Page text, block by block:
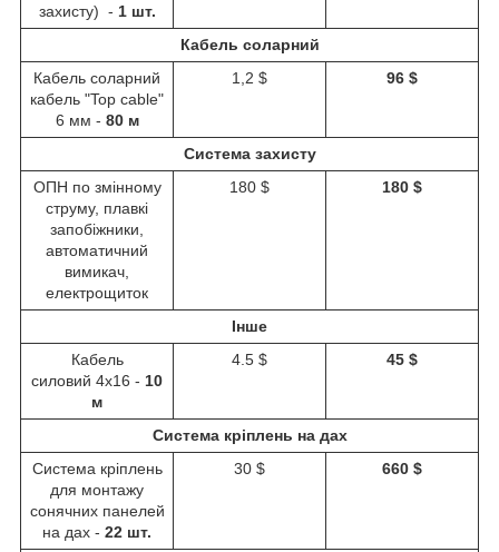
захисту) - 1 шт.
Кабель соларний
Кабель соларний
кабель "Top cable"
6 мм - 80 м
1,2 $ 96 $
Система захисту
ОПН по змінному
струму, плавкі
запобіжники,
автоматичний
вимикач,
електрощиток
180 $ 180 $
Інше
Кабель
силовий 4х16 - 10
м
4.5 $ 45 $
Система кріплень на дах
Система кріплень
для монтажу
сонячних панелей
на дах - 22 шт.
30 $ 660 $